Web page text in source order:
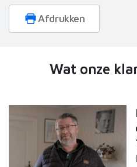
Afdrukken
Wat onze